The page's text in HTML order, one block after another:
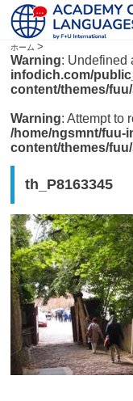
ホーム >
Warning: Undefined
infodich.com/
content/themes/
Warning: Attempt to
/home/ngsmnt/fuu-
content/themes/
th_P8163345